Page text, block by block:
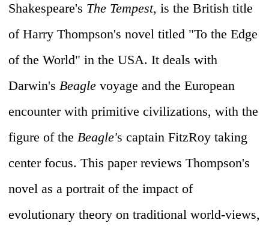
Shakespeare's The Tempest, is the British title
of Harry Thompson's novel titled "To the Edge
of the World" in the USA. It deals with
Darwin's Beagle voyage and the European
encounter with primitive civilizations, with the
figure of the Beagle's captain FitzRoy taking
center focus. This paper reviews Thompson's
novel as a portrait of the impact of
evolutionary theory on traditional world-views,